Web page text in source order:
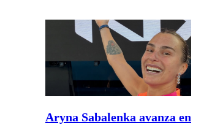
Aryna Sabalenka avanza en